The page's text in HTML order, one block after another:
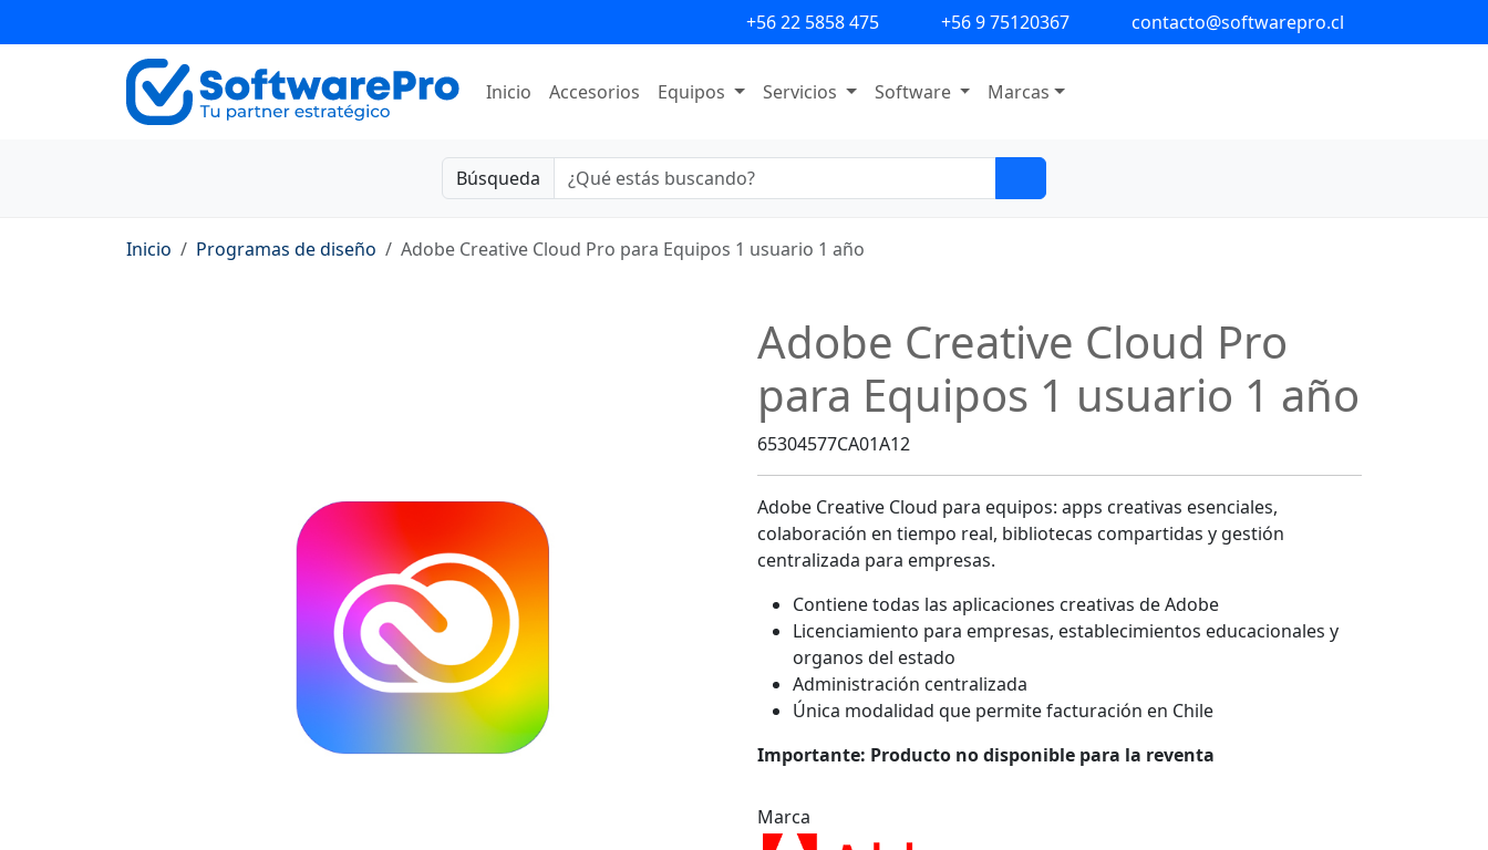
+56 22 5858 475 +56 9 75120367 contacto@softwarepro.cl
Inicio Accesorios Equipos Servicios Software Marcas
Búsqueda
Inicio Programas de diseño Adobe Creative Cloud Pro para Equipos 1 usuario 1 año
Adobe Creative Cloud Pro
para Equipos 1 usuario 1 año
65304577CA01A12
Adobe Creative Cloud para equipos: apps creativas esenciales,
colaboración en tiempo real, bibliotecas compartidas y gestión
centralizada para empresas.
Contiene todas las aplicaciones creativas de Adobe
Licenciamiento para empresas, establecimientos educacionales y
organos del estado
Administración centralizada
Única modalidad que permite facturación en Chile
Importante: Producto no disponible para la reventa
Marca